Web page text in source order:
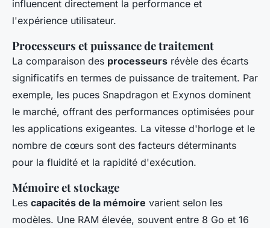
influencent directement la performance et
l'expérience utilisateur.
Processeurs et puissance de traitement
La comparaison des processeurs révèle des écarts
significatifs en termes de puissance de traitement. Par
exemple, les puces Snapdragon et Exynos dominent
le marché, offrant des performances optimisées pour
les applications exigeantes. La vitesse d'horloge et le
nombre de cœurs sont des facteurs déterminants
pour la fluidité et la rapidité d'exécution.
Mémoire et stockage
Les capacités de la mémoire varient selon les
modèles. Une RAM élevée, souvent entre 8 Go et 16